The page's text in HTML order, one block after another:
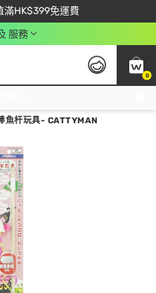
滿HK$399免運費
員盡享獨家優惠
輸入 NEWAPP 即減$50
服務
0
魚杆玩具- CATTYMAN